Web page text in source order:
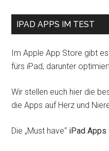
IPAD APPS IM TEST
Im Apple App Store gibt
fürs iPad, darunter
Wir stellen euch hier die
die Apps auf Herz und
Die „Must have“ iPad Apps